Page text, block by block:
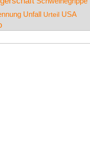
Unfall Urteil USA